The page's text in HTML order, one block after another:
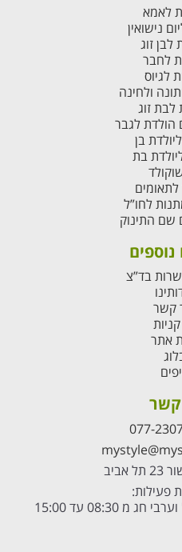
לאמא
נישואין
לבן זוג
לחבר
לגיוס
ולחינה
לבת זוג
הולדת לגבר
בן
בת
לחו”ל
שם התינוק
נוספים
בד”צ
קשר
אתר
קשר
077-
פעילות: